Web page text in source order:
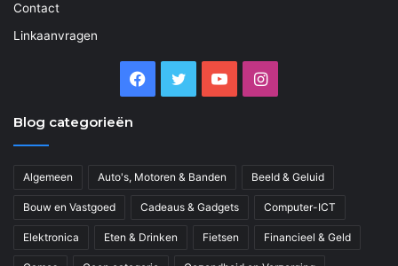
Contact
Linkaanvragen
Facebook
Twitter YouTubeInstagram
Blog categorieën
Algemeen Auto's, Motoren & Banden Beeld & Geluid
Bouw en Vastgoed Cadeaus & Gadgets Computer-ICT
Elektronica Eten & Drinken Fietsen Financieel & Geld